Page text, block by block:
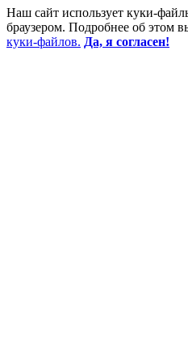
Наш сайт использует куки-
браузером. Подробнее об этом
куки-файлов. Да, я согласен!